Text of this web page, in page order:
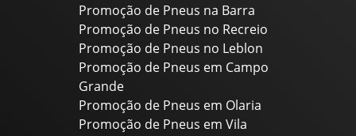
Promoção de Pneus na Barra
Promoção de Pneus no Recreio
Promoção de Pneus no Leblon
Promoção de Pneus em Campo
Grande
Promoção de Pneus em Olaria
Promoção de Pneus em Vila